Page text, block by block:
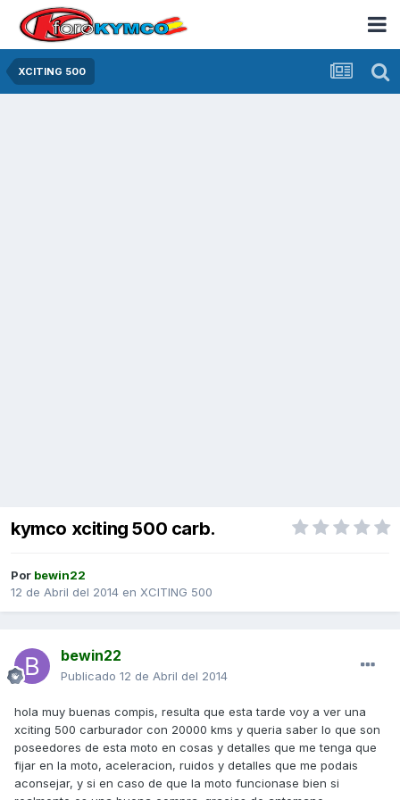
XCITING 500
kymco xciting 500 carb.
Por bewin22
12 de Abril del 2014 en XCITING 500
bewin22
Publicado 12 de Abril del 2014
hola muy buenas compis, resulta que esta tarde voy a ver una
xciting 500 carburador con 20000 kms y queria saber lo que son
poseedores de esta moto en cosas y detalles que me tenga que
fijar en la moto, aceleracion, ruidos y detalles que me podais
aconsejar, y si en caso de que la moto funcionase bien si